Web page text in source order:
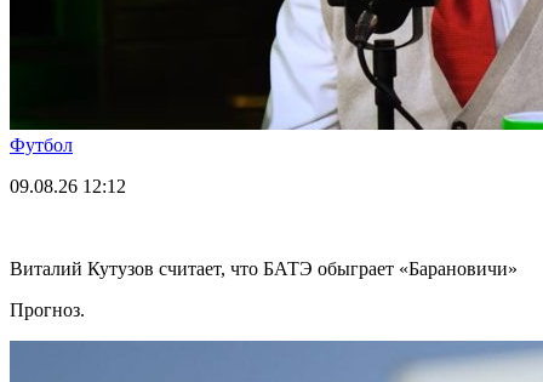
Футбол
09.08.26 12:12
Виталий Кутузов считает, что БАТЭ обыграет «Барановичи»
Прогноз.